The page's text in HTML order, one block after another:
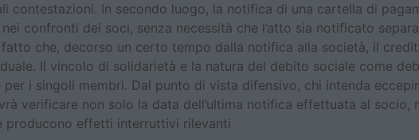
contestazioni. In secondo luogo, la notifica di una cartella di
confronti dei soci, senza necessità che l’atto sia notificato
che, decorso un certo tempo dalla notifica alla società, il
Il vincolo di solidarietà e la natura del debito sociale come
i singoli membri. Dal punto di vista difensivo, chi intenda
verificare non solo la data dell’ultima notifica effettuata al socio,
producono effetti interruttivi rilevanti